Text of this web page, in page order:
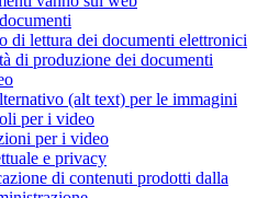
di lettura dei documenti elettronici
di produzione dei documenti
(alt text) per le immagini
per i video
per i video
e privacy
di contenuti prodotti dalla